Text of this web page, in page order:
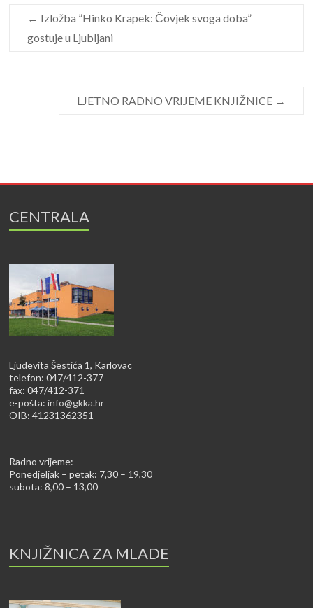
← Izložba ”Hinko Krapek: Čovjek svoga doba”
gostuje u Ljubljani
LJETNO RADNO VRIJEME KNJIŽNICE →
CENTRALA
Ljudevita Šestića 1, Karlovac
telefon: 047/412-377
fax: 047/412-371
e-pošta:info@gkka.hr
OIB: 41231362351
—–
Radno vrijeme:
Ponedjeljak – petak: 7,30 – 19,30
subota: 8,00 – 13,00
KNJIŽNICA ZA MLADE